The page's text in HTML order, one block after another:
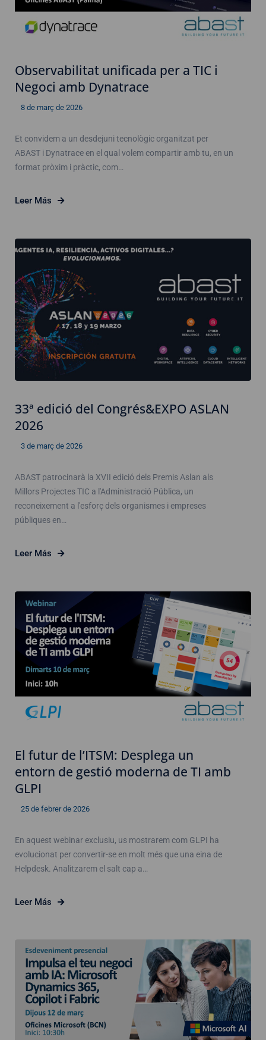
Observabilitat unificada per a TIC i
Negoci amb Dynatrace
8 de març de 2026
Et convidem a un desdejuni tecnològic organitzat per
ABAST i Dynatrace en el qual volem compartir amb tu, en un
format pròxim i pràctic, com…
Leer Más
33ª edició del Congrés&EXPO ASLAN
2026
3 de març de 2026
ABAST patrocinarà la XVII edició dels Premis Aslan als
Millors Projectes TIC a l'Administració Pública, un
reconeixement a l'esforç dels organismes i empreses
públiques en…
Leer Más
El futur de l’ITSM: Desplega un
entorn de gestió moderna de TI amb
GLPI
25 de febrer de 2026
En aquest webinar exclusiu, us mostrarem com GLPI ha
evolucionat per convertir-se en molt més que una eina de
Helpdesk. Analitzarem el salt cap a…
Leer Más